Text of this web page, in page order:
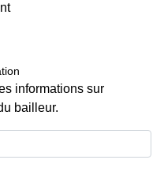
informations sur
bailleur.